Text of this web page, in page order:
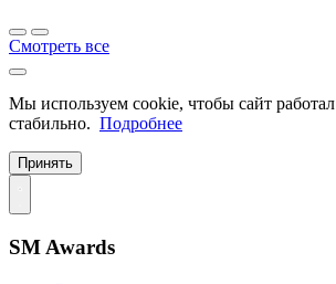
Смотреть все
Мы используем cookie, чтобы сайт работал
стабильно. Подробнее
Принять
SM Awards